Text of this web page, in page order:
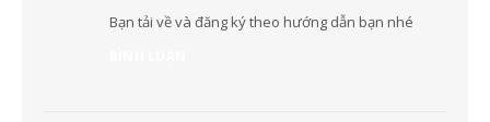
Bạn tải về và đăng ký theo hướng dẫn bạn nhé